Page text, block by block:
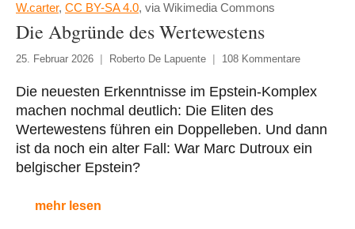
W.carter, CC BY-SA 4.0, via Wikimedia Commons
Die Abgründe des Wertewestens
25. Februar 2026 Roberto De Lapuente 108 Kommentare
Die neuesten Erkenntnisse im Epstein-Komplex
machen nochmal deutlich: Die Eliten des
Wertewestens führen ein Doppelleben. Und dann
ist da noch ein alter Fall: War Marc Dutroux ein
belgischer Epstein?
mehr lesen